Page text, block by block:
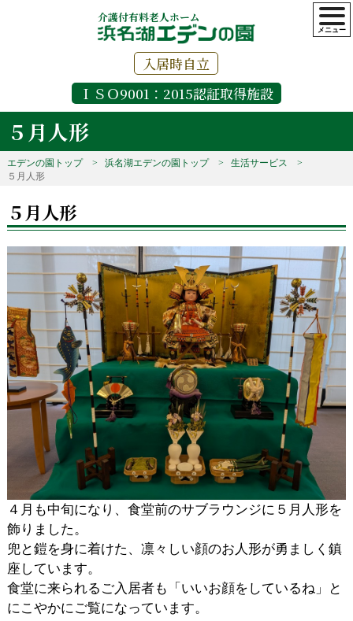
介護付有料老人ホーム
入居時自立
ＩＳＯ9001：2015認証取得施設
５月人形
エデンの園トップ 浜名湖エデンの園トップ
生活サービス
５月人形
５月人形
４月も中旬になり、食堂前のサブラウンジに５月人形を
飾りました。
兜と鎧を身に着けた、凛々しい顔のお人形が勇ましく鎮
座しています。
食堂に来られるご入居者も「いいお顔をしているね」と
にこやかにご覧になっています。